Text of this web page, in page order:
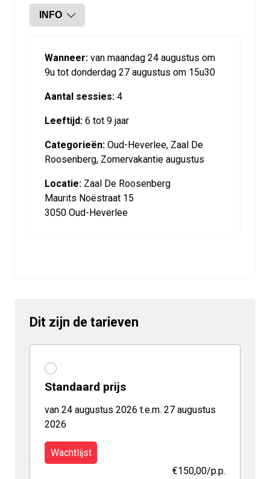
INFO
Wanneer: van maandag 24 augustus om
9u tot donderdag 27 augustus om 15u30
Aantal sessies: 4
Leeftijd: 6 tot 9 jaar
Categorieën: Oud-Heverlee, Zaal De
Roosenberg, Zomervakantie augustus
Locatie: Zaal De Roosenberg
Maurits Noëstraat 15
3050 Oud-Heverlee
Dit zijn de tarieven
Standaard prijs
van 24 augustus 2026 t.e.m. 27 augustus
2026
Wachtlijst
€150,00/p.p.